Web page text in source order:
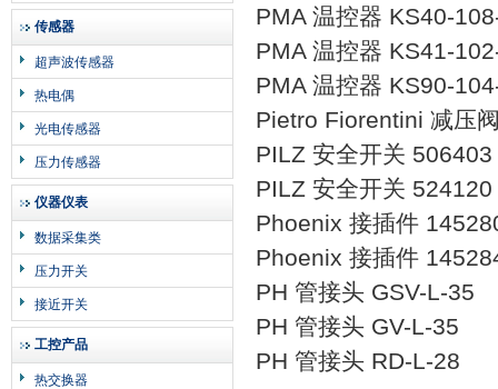
传感器
超声波传感器
热电偶
光电传感器
压力传感器
仪器仪表
数据采集类
压力开关
接近开关
工控产品
热交换器
PMA 温控器 KS40-
PMA 温控器 KS41-
PMA 温控器 KS90-
Pietro Fiorentini 减压
PILZ 安全开关
PILZ 安全开关 524120
Phoenix 接插件
Phoenix 接插件
PH 管接头 GSV-L-35
PH 管接头 GV-L-35
PH 管接头 RD-L-28